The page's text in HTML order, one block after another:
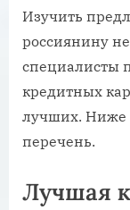
Изучить
россиянину
специалисты
кредитных
лучших. Ниже
перечень.
Лучшая